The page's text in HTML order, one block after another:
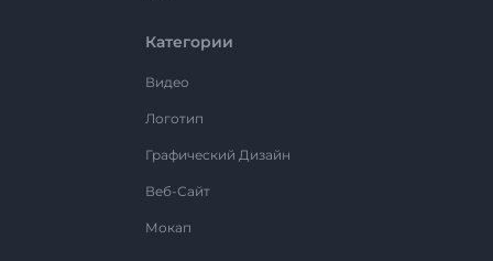
Категории
Видео
Логотип
Графический Дизайн
Веб-Сайт
Мокап